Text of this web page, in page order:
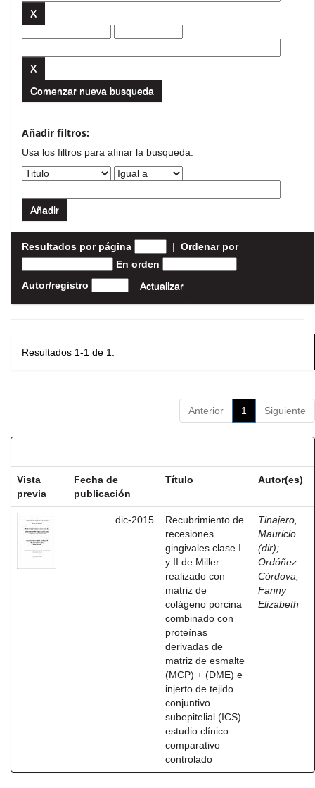
Comenzar nueva busqueda
Añadir filtros:
Usa los filtros para afinar la busqueda.
Resultados por página | Ordenar por
En orden
Autor/registro
Resultados 1-1 de 1.
Anterior 1 Siguiente
Vista
previa
Fecha de
publicación
Título Autor(es)
dic-2015
Recubrimiento de
recesiones
gingivales clase I
y II de Miller
realizado con
matriz de
colágeno porcina
combinado con
proteínas
derivadas de
matriz de esmalte
(MCP) + (DME) e
injerto de tejido
conjuntivo
subepitelial (ICS)
estudio clínico
comparativo
controlado
Tinajero,
Mauricio
(dir);
Ordóñez
Córdova,
Fanny
Elizabeth